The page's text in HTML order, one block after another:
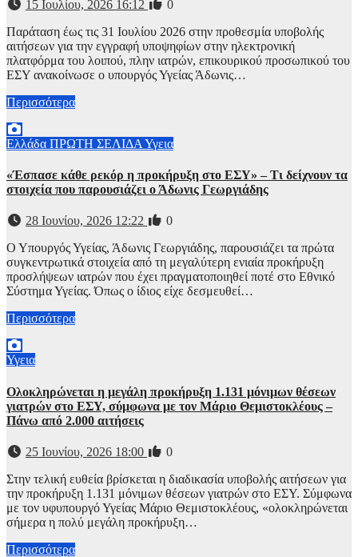
15 Ιουλίου, 2026 16:12
0
Παράταση έως τις 31 Ιουλίου 2026 στην προθεσμία υποβολής
αιτήσεων για την εγγραφή υποψηφίων στην ηλεκτρονική
πλατφόρμα του λοιπού, πλην ιατρών, επικουρικού προσωπικού του
ΕΣΥ ανακοίνωσε ο υπουργός Υγείας Άδωνις…
Περισσότερα
Ελλάδα ΠΡΩΤΗ ΣΕΛΙΔΑ Υγεια
«Έσπασε κάθε ρεκόρ η προκήρυξη στο ΕΣΥ» – Τι δείχνουν τα
στοιχεία που παρουσιάζει ο Άδωνις Γεωργιάδης
28 Ιουνίου, 2026 12:22
0
Ο Υπουργός Υγείας, Άδωνις Γεωργιάδης, παρουσιάζει τα πρώτα
συγκεντρωτικά στοιχεία από τη μεγαλύτερη ενιαία προκήρυξη
προσλήψεων ιατρών που έχει πραγματοποιηθεί ποτέ στο Εθνικό
Σύστημα Υγείας. Όπως ο ίδιος είχε δεσμευθεί…
Περισσότερα
Υγεια
Ολοκληρώνεται η μεγάλη προκήρυξη 1.131 μόνιμων θέσεων
γιατρών στο ΕΣΥ, σύμφωνα με τον Μάριο Θεμιστοκλέους –
Πάνω από 2.000 αιτήσεις
25 Ιουνίου, 2026 18:00
0
Στην τελική ευθεία βρίσκεται η διαδικασία υποβολής αιτήσεων για
την προκήρυξη 1.131 μόνιμων θέσεων γιατρών στο ΕΣΥ. Σύμφωνα
με τον υφυπουργό Υγείας Μάριο Θεμιστοκλέους, «ολοκληρώνεται
σήμερα η πολύ μεγάλη προκήρυξη…
Περισσότερα